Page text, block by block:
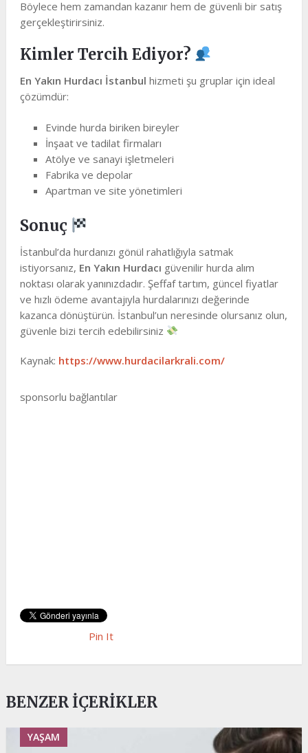
Böylece hem zamandan kazanır hem de güvenli bir satış
gerçekleştirirsiniz.
Kimler Tercih Ediyor?
En Yakın Hurdacı İstanbul hizmeti şu gruplar için ideal
çözümdür:
Evinde hurda biriken bireyler
İnşaat ve tadilat firmaları
Atölye ve sanayi işletmeleri
Fabrika ve depolar
Apartman ve site yönetimleri
Sonuç
İstanbul’da hurdanızı gönül rahatlığıyla satmak
istiyorsanız, En Yakın Hurdacı güvenilir hurda alım
noktası olarak yanınızdadır. Şeffaf tartım, güncel fiyatlar
ve hızlı ödeme avantajıyla hurdalarınızı değerinde
kazanca dönüştürün. İstanbul’un neresinde olursanız olun,
güvenle bizi tercih edebilirsiniz
Kaynak: https://www.hurdacilarkrali.com/
sponsorlu bağlantılar
Pin It
BENZER İÇERIKLER
YAŞAM